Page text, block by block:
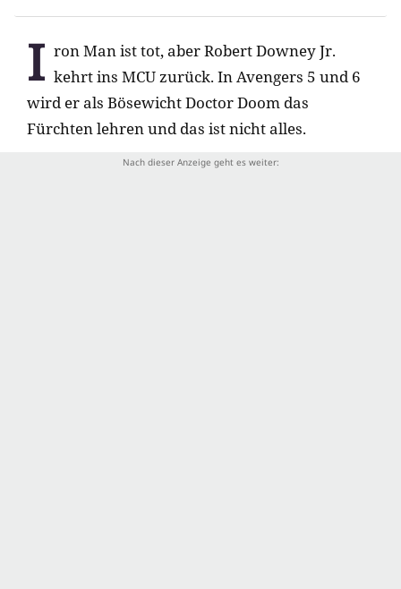
I ron Man ist tot, aber Robert Downey Jr.
kehrt ins MCU zurück. In Avengers 5 und 6
wird er als Bösewicht Doctor Doom das
Fürchten lehren und das ist nicht alles.